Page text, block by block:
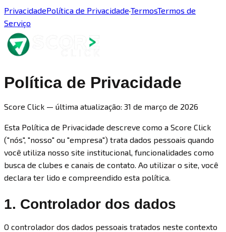
PrivacidadePolítica de Privacidade·TermosTermos de
Serviço
Política de Privacidade
Score Click — última atualização: 31 de março de 2026
Esta Política de Privacidade descreve como a Score Click
("nós", "nosso" ou "empresa") trata dados pessoais quando
você utiliza nosso site institucional, funcionalidades como
busca de clubes e canais de contato. Ao utilizar o site, você
declara ter lido e compreendido esta política.
1. Controlador dos dados
O controlador dos dados pessoais tratados neste contexto